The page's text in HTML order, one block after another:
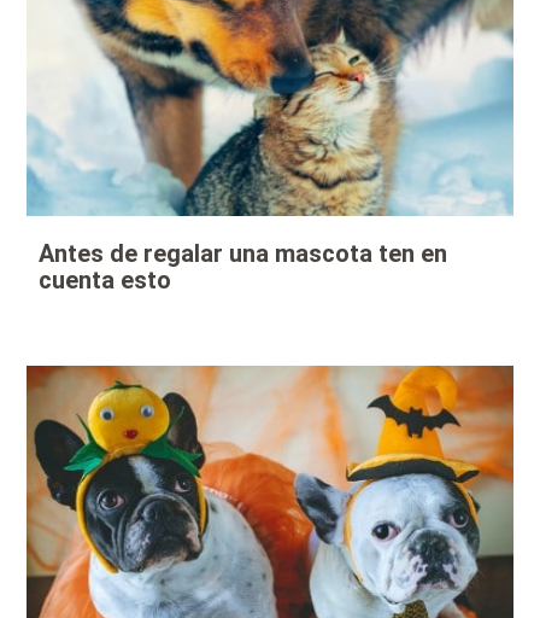
Antes de regalar una mascota ten en
cuenta esto